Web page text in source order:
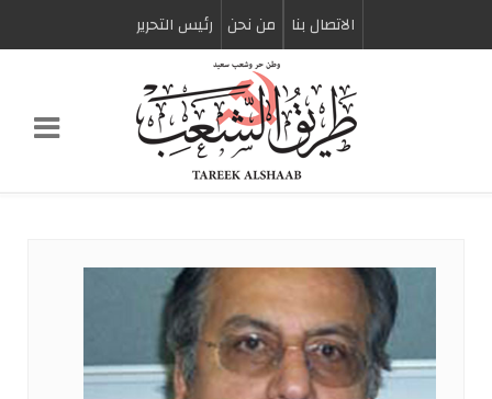
الاتصال بنا من نحن رئیس التحریر